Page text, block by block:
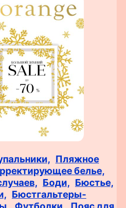
Пляжное
белье,
Боди, Бюстье,
Бюстгальтеры-